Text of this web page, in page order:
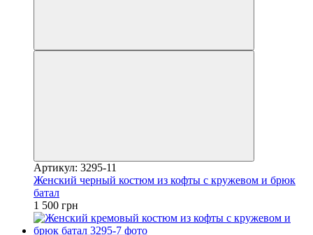
Артикул: 3295-11
Женский черный костюм из кофты с кружевом и брюк
батал
1 500 грн